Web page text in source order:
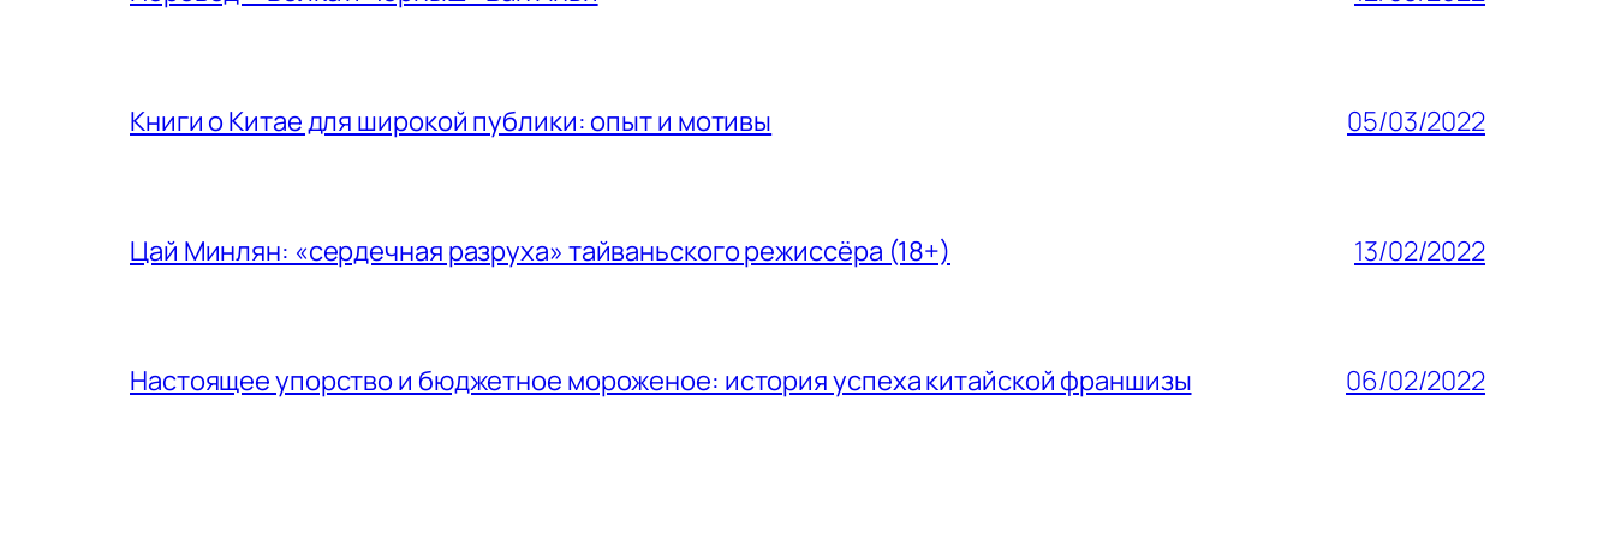
Книги о Китае для широкой публики: опыт и мотивы 05/03/2022
Цай Минлян: «сердечная разруха» тайваньского режиссёра (18+) 13/02/2022
Настоящее упорство и бюджетное мороженое: история успеха китайской франшизы 06/02/2022